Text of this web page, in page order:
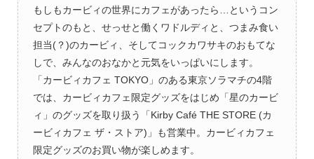
もしもカービィの世界にカフェがあったら…というコン
セプトのもと、せっせと働くワドルディと、つまみ食い
担当(？)のカービィ、そしてコックカワサキのおもてな
しで、みんなのおなかと元気をいっぱいにします。
「カービィカフェ TOKYO」のある東京ソラマチの4階
では、カービィカフェ限定グッズをはじめ「星のカービ
ィ」のグッズを取り扱う「Kirby Café THE STORE (カ
ービィカフェ ザ・ストア)」も営業中。カービィカフェ
限定グッズのお買い物が楽しめます。